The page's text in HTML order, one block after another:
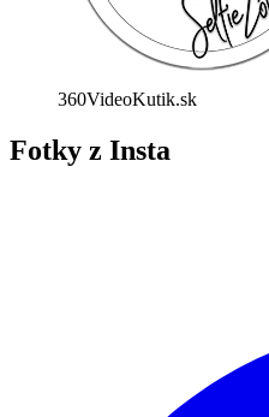
360VideoKutik.sk
Fotky z Insta